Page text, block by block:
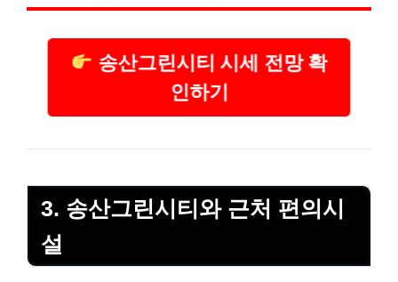
송산그린시티 시세 전망 확
인하기
3. 송산그린시티와 근처 편의시
설